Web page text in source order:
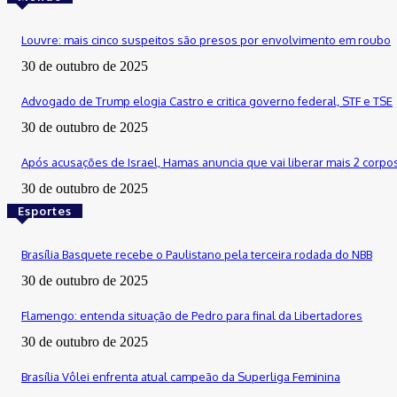
Louvre: mais cinco suspeitos são presos por envolvimento em roubo
30 de outubro de 2025
Advogado de Trump elogia Castro e critica governo federal, STF e TSE
30 de outubro de 2025
Após acusações de Israel, Hamas anuncia que vai liberar mais 2
30 de outubro de 2025
Esportes
Brasília Basquete recebe o Paulistano pela terceira rodada do NBB
30 de outubro de 2025
Flamengo: entenda situação de Pedro para final da Libertadores
30 de outubro de 2025
Brasília Vôlei enfrenta atual campeão da Superliga Feminina